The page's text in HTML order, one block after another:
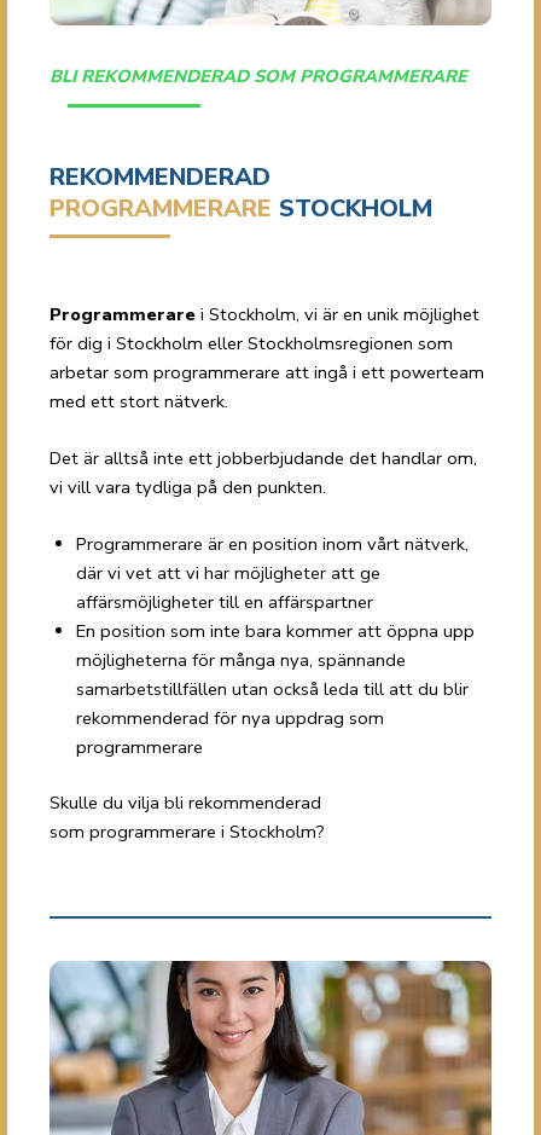
BLI REKOMMENDERAD SOM PROGRAMMERARE
REKOMMENDERAD
PROGRAMMERARE STOCKHOLM
Programmerare i Stockholm, vi är en unik möjlighet
för dig i Stockholm eller Stockholmsregionen som
arbetar som programmerare att ingå i ett powerteam
med ett stort nätverk.
Det är alltså inte ett jobberbjudande det handlar om,
vi vill vara tydliga på den punkten.
Programmerare är en position inom vårt nätverk,
där vi vet att vi har möjligheter att ge
affärsmöjligheter till en affärspartner
En position som inte bara kommer att öppna upp
möjligheterna för många nya, spännande
samarbetstillfällen utan också leda till att du blir
rekommenderad för nya uppdrag som
programmerare
Skulle du vilja bli rekommenderad
som programmerare i Stockholm?